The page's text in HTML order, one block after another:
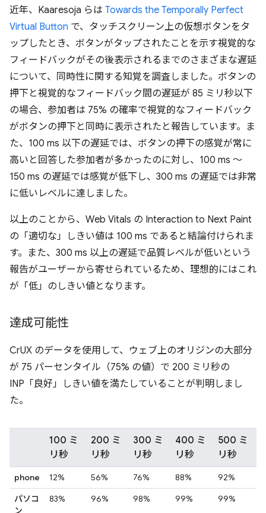
近年、Kaaresoja らは Towards the Temporally Perfect
Virtual Button で、タッチスクリーン上の仮想ボタンをタ
ップしたとき、ボタンがタップされたことを示す視覚的な
フィードバックがその後表示されるまでのさまざまな遅延
について、同時性に関する知覚を調査しました。ボタンの
押下と視覚的なフィードバック間の遅延が 85 ミリ秒以下
の場合、参加者は 75% の確率で視覚的なフィードバック
がボタンの押下と同時に表示されたと報告しています。ま
た、100 ms 以下の遅延では、ボタンの押下の感覚が常に
高いと回答した参加者が多かったのに対し、100 ms ～
150 ms の遅延では感覚が低下し、300 ms の遅延では非常
に低いレベルに達しました。
以上のことから、Web Vitals の Interaction to Next Paint
の「適切な」しきい値は 100 ms であると結論付けられま
す。また、300 ms 以上の遅延で品質レベルが低いという
報告がユーザーから寄せられているため、理想的にはこれ
が「低」のしきい値となります。
達成可能性
CrUX のデータを使用して、ウェブ上のオリジンの大部分
が 75 パーセンタイル（75% の値）で 200 ミリ秒の
INP「良好」しきい値を満たしていることが判明しまし
た。
100 ミ
リ秒
200 ミ
リ秒
300 ミ
リ秒
400 ミ
リ秒
500 ミ
リ秒
phone 12% 56% 76% 88%
92%
パソコ
ン
83% 96% 98% 99% 99%